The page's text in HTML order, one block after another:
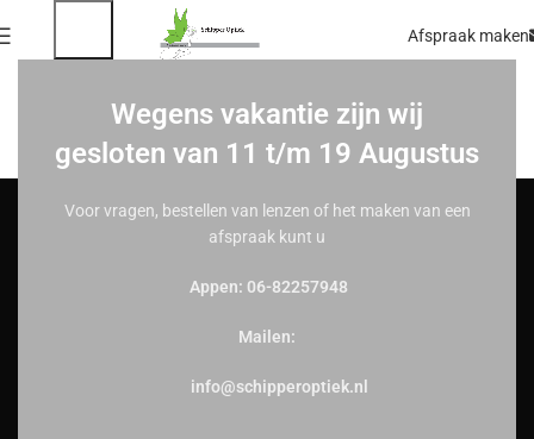
Wegens vakantie zijn wij
gesloten van 11 t/m 19 Augustus
Voor vragen, bestellen van lenzen of het maken van een
afspraak kunt u
Appen: 06-82257948
Mailen:
info@schipperoptiek.nl
Afspraak maken